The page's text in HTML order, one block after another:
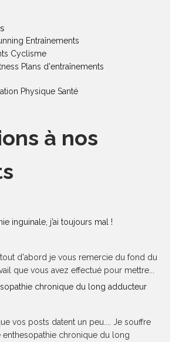
Entraînements
Cyclisme
Plans d'entraînements
Physique Santé
à nos
inguinale, j’ai toujours mal !
d'abord je vous remercie du fond du
que vous avez effectué pour mettre...
chronique du long adducteur
vos posts datent un peu.... Je souffre
enthesopathie chronique du long